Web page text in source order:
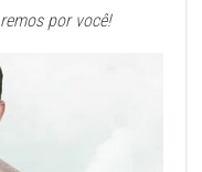
por você!